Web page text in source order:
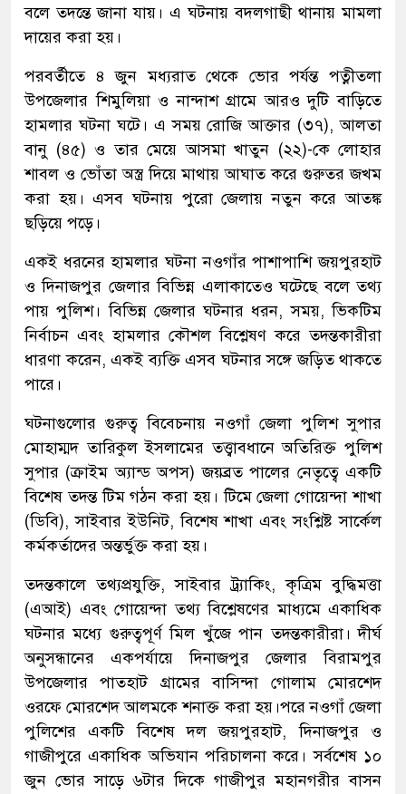
বলে তদন্তে জানা যায়। এ ঘটনায় বদলগাছী থানায় মামলা
দায়ের করা হয়।
পরবর্তীতে ৪ জুন মধ্যরাত থেকে ভোর পর্যন্ত পত্নীতলা
উপজেলার শিমুলিয়া ও নান্দাশ গ্রামে আরও দুটি বাড়িতে
হামলার ঘটনা ঘটে। এ সময় রোজি আক্তার (৩৭), আলতা
বানু (৪৫) ও তার মেয়ে আসমা খাতুন (২২)-কে লোহার
শাবল ও ভোঁতা অস্ত্র দিয়ে মাথায় আঘাত করে গুরুতর জখম
করা হয়। এসব ঘটনায় পুরো জেলায় নতুন করে আতঙ্ক
ছড়িয়ে পড়ে।
একই ধরনের হামলার ঘটনা নওগাঁর পাশাপাশি জয়পুরহাট
ও দিনাজপুর জেলার বিভিন্ন এলাকাতেও ঘটেছে বলে তথ্য
পায় পুলিশ। বিভিন্ন জেলার ঘটনার ধরন, সময়, ভিকটিম
নির্বাচন এবং হামলার কৌশল বিশ্লেষণ করে তদন্তকারীরা
ধারণা করেন, একই ব্যক্তি এসব ঘটনার সঙ্গে জড়িত থাকতে
পারে।
ঘটনাগুলোর গুরুত্ব বিবেচনায় নওগাঁ জেলা পুলিশ সুপার
মোহাম্মদ তারিকুল ইসলামের তত্ত্বাবধানে অতিরিক্ত পুলিশ
সুপার (ক্রাইম অ্যান্ড অপস) জয়ব্রত পালের নেতৃত্বে একটি
বিশেষ তদন্ত টিম গঠন করা হয়। টিমে জেলা গোয়েন্দা শাখা
(ডিবি), সাইবার ইউনিট, বিশেষ শাখা এবং সংশ্লিষ্ট সার্কেল
কর্মকর্তাদের অন্তর্ভুক্ত করা হয়।
তদন্তকালে তথ্যপ্রযুক্তি, সাইবার ট্র্যাকিং, কৃত্রিম বুদ্ধিমত্তা
(এআই) এবং গোয়েন্দা তথ্য বিশ্লেষণের মাধ্যমে একাধিক
ঘটনার মধ্যে গুরুত্বপূর্ণ মিল খুঁজে পান তদন্তকারীরা। দীর্ঘ
অনুসন্ধানের একপর্যায়ে দিনাজপুর জেলার বিরামপুর
উপজেলার পাতহাট গ্রামের বাসিন্দা গোলাম মোরশেদ
ওরফে মোরশেদ আলমকে শনাক্ত করা হয়।পরে নওগাঁ জেলা
পুলিশের একটি বিশেষ দল জয়পুরহাট, দিনাজপুর ও
গাজীপুরে একাধিক অভিযান পরিচালনা করে। সর্বশেষ ১০
জুন ভোর সাড়ে ৬টার দিকে গাজীপুর মহানগরীর বাসন